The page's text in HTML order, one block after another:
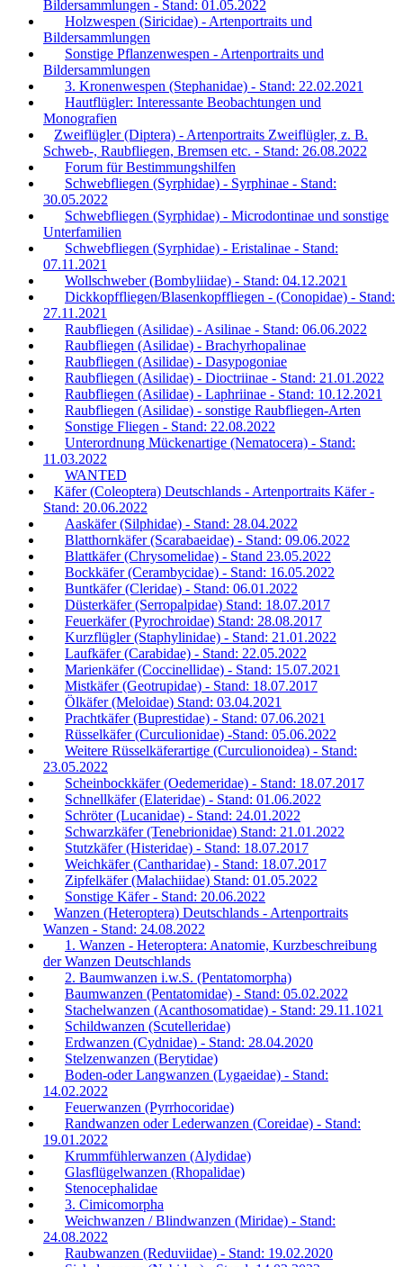
Bildersammlungen - Stand: 01.05.2022
Holzwespen (Siricidae) - Artenportraits und
Bildersammlungen
Sonstige Pflanzenwespen - Artenportraits und
Bildersammlungen
3. Kronenwespen (Stephanidae) - Stand: 22.02.2021
Hautflügler: Interessante Beobachtungen und
Monografien
Zweiflügler (Diptera) - Artenportraits Zweiflügler, z. B.
Schweb-, Raubfliegen, Bremsen etc. - Stand: 26.08.2022
Forum für Bestimmungshilfen
Schwebfliegen (Syrphidae) - Syrphinae - Stand:
30.05.2022
Schwebfliegen (Syrphidae) - Microdontinae und sonstige
Unterfamilien
Schwebfliegen (Syrphidae) - Eristalinae - Stand:
07.11.2021
Wollschweber (Bombyliidae) - Stand: 04.12.2021
Dickkopffliegen/Blasenkopffliegen - (Conopidae) - Stand:
27.11.2021
Raubfliegen (Asilidae) - Asilinae - Stand: 06.06.2022
Raubfliegen (Asilidae) - Brachyrhopalinae
Raubfliegen (Asilidae) - Dasypogoniae
Raubfliegen (Asilidae) - Dioctriinae - Stand: 21.01.2022
Raubfliegen (Asilidae) - Laphriinae - Stand: 10.12.2021
Raubfliegen (Asilidae) - sonstige Raubfliegen-Arten
Sonstige Fliegen - Stand: 22.08.2022
Unterordnung Mückenartige (Nematocera) - Stand:
11.03.2022
WANTED
Käfer (Coleoptera) Deutschlands - Artenportraits Käfer -
Stand: 20.06.2022
Aaskäfer (Silphidae) - Stand: 28.04.2022
Blatthornkäfer (Scarabaeidae) - Stand: 09.06.2022
Blattkäfer (Chrysomelidae) - Stand 23.05.2022
Bockkäfer (Cerambycidae) - Stand: 16.05.2022
Buntkäfer (Cleridae) - Stand: 06.01.2022
Düsterkäfer (Serropalpidae) Stand: 18.07.2017
Feuerkäfer (Pyrochroidae) Stand: 28.08.2017
Kurzflügler (Staphylinidae) - Stand: 21.01.2022
Laufkäfer (Carabidae) - Stand: 22.05.2022
Marienkäfer (Coccinellidae) - Stand: 15.07.2021
Mistkäfer (Geotrupidae) - Stand: 18.07.2017
Ölkäfer (Meloidae) Stand: 03.04.2021
Prachtkäfer (Buprestidae) - Stand: 07.06.2021
Rüsselkäfer (Curculionidae) -Stand: 05.06.2022
Weitere Rüsselkäferartige (Curculionoidea) - Stand:
23.05.2022
Scheinbockkäfer (Oedemeridae) - Stand: 18.07.2017
Schnellkäfer (Elateridae) - Stand: 01.06.2022
Schröter (Lucanidae) - Stand: 24.01.2022
Schwarzkäfer (Tenebrionidae) Stand: 21.01.2022
Stutzkäfer (Histeridae) - Stand: 18.07.2017
Weichkäfer (Cantharidae) - Stand: 18.07.2017
Zipfelkäfer (Malachiidae) Stand: 01.05.2022
Sonstige Käfer - Stand: 20.06.2022
Wanzen (Heteroptera) Deutschlands - Artenportraits
Wanzen - Stand: 24.08.2022
1. Wanzen - Heteroptera: Anatomie, Kurzbeschreibung
der Wanzen Deutschlands
2. Baumwanzen i.w.S. (Pentatomorpha)
Baumwanzen (Pentatomidae) - Stand: 05.02.2022
Stachelwanzen (Acanthosomatidae) - Stand: 29.11.1021
Schildwanzen (Scutelleridae)
Erdwanzen (Cydnidae) - Stand: 28.04.2020
Stelzenwanzen (Berytidae)
Boden-oder Langwanzen (Lygaeidae) - Stand:
14.02.2022
Feuerwanzen (Pyrrhocoridae)
Randwanzen oder Lederwanzen (Coreidae) - Stand:
19.01.2022
Krummfühlerwanzen (Alydidae)
Glasflügelwanzen (Rhopalidae)
Stenocephalidae
3. Cimicomorpha
Weichwanzen / Blindwanzen (Miridae) - Stand:
24.08.2022
Raubwanzen (Reduviidae) - Stand: 19.02.2020